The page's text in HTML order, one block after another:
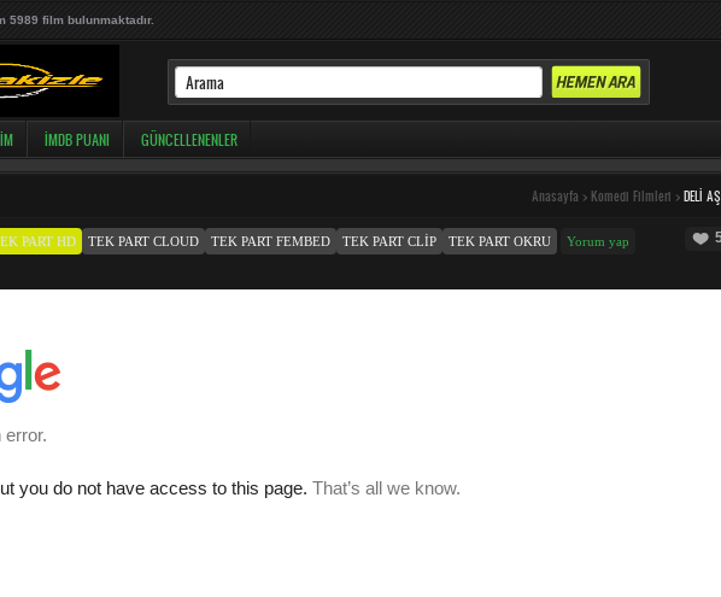
5989 film bulunmaktadır.
İMDB PUANI GÜNCELLENENLER
Anasayfa > Komedi Filmleri > DELI
PART HD TEK PART CLOUD TEK PART FEMBED TEK PART CLIP TEK PART OKRU Yorum yap